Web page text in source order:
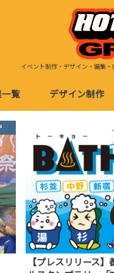
イベント制作・デザイン・編集
覧
ント事業
イン製作・編集
経営
制作
デザイン制作
地域活性・観
【プレスリリース